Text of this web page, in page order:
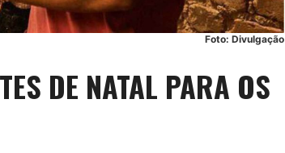
Foto: Divulgação
DE NATAL PARA OS